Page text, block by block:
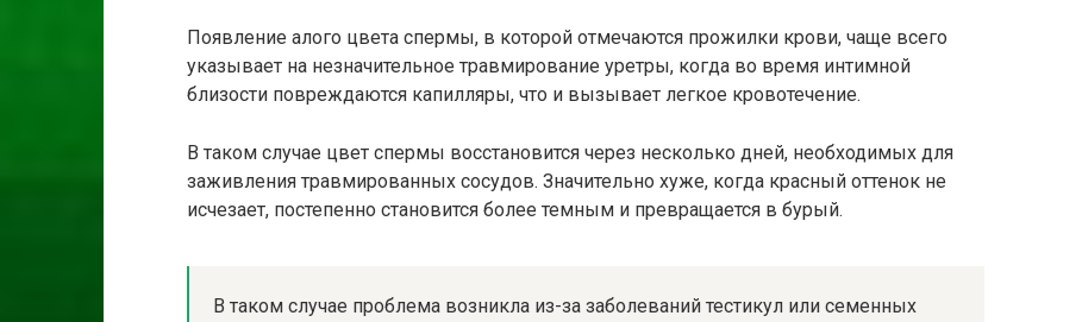
Появление алого цвета спермы, в которой отмечаются прожилки крови, чаще всего
указывает на незначительное травмирование уретры, когда во время интимной
близости повреждаются капилляры, что и вызывает легкое кровотечение.
В таком случае цвет спермы восстановится через несколько дней, необходимых для
заживления травмированных сосудов. Значительно хуже, когда красный оттенок не
исчезает, постепенно становится более темным и превращается в бурый.
В таком случае проблема возникла из-за заболеваний тестикул или семенных